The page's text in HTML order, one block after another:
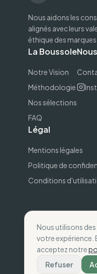
Nous utilisons
votre expérience.
acceptez notre
Refuser
Nous aidons les
alignés avec leurs
éthique des marques
La Boussole
Notre Vision
Méthodologie
Nos sélections
FAQ
Légal
Mentions légales
Politique de
Conditions
2026 The Wise
vos valeurs.
Fait